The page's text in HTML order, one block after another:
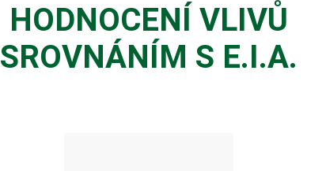
HODNOCENÍ VLIVŮ
SROVNÁNÍM S E.I.A.